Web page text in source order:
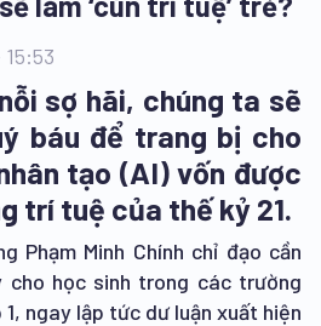
sợ hãi, chúng ta sẽ
báu để trang bị cho
tạo (AI) vốn được
trí tuệ của thế kỷ 21.
Phạm Minh Chính chỉ đạo cần
cho học sinh trong các trường
ngay lập tức dư luận xuất hiện